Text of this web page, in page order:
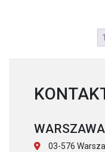
1
WARSZAWA
03-576